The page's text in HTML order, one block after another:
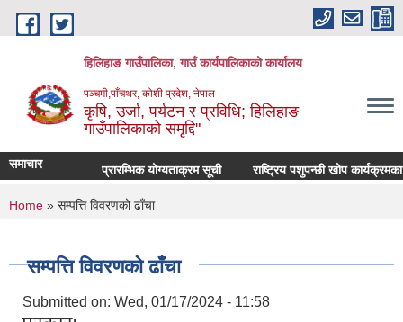
Skip to main content
हिलिहाङ गाउँपालिका, गाउँ कार्यपालिकाको कार्यालय
पञ्चमी,पाँचथर, कोशी प्रदेश, नेपाल
कृषि, उर्जा, पर्यटन र प्रविधि; हिलिहाङ
गाउँपालिकाको समृद्दि"
समाचार प्रारम्भिक योग्यताक्रम सूची राष्ट्रिय पशुपन्छी खोप
You are here
Home » सम्पत्ति विवरणको ढाँचा
सम्पत्ति विवरणको ढाँचा
Submitted on: Wed, 01/17/2024 - 11:58